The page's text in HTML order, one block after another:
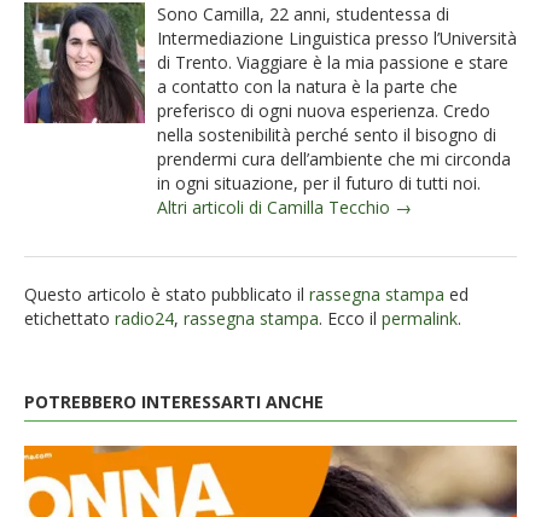
Sono Camilla, 22 anni, studentessa di
Intermediazione Linguistica presso l’Università
di Trento. Viaggiare è la mia passione e stare
a contatto con la natura è la parte che
preferisco di ogni nuova esperienza. Credo
nella sostenibilità perché sento il bisogno di
prendermi cura dell’ambiente che mi circonda
in ogni situazione, per il futuro di tutti noi.
Altri articoli di Camilla Tecchio →
Questo articolo è stato pubblicato il rassegna stampa ed
etichettato radio24, rassegna stampa. Ecco il permalink.
POTREBBERO INTERESSARTI ANCHE